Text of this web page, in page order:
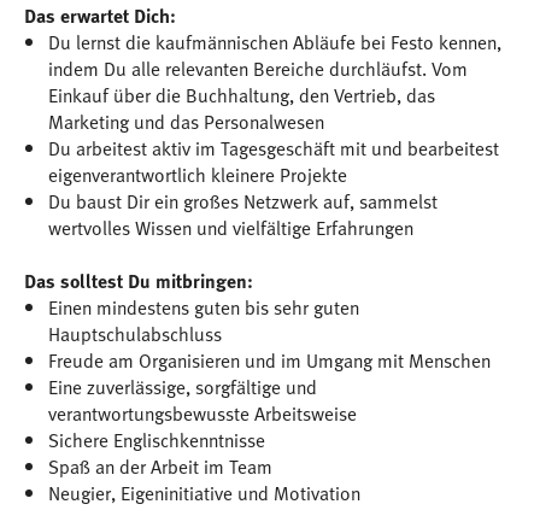
Das erwartet Dich:
Du lernst die kaufmännischen Abläufe bei Festo kennen,
indem Du alle relevanten Bereiche durchläufst. Vom
Einkauf über die Buchhaltung, den Vertrieb, das
Marketing und das Personalwesen
Du arbeitest aktiv im Tagesgeschäft mit und bearbeitest
eigenverantwortlich kleinere Projekte
Du baust Dir ein großes Netzwerk auf, sammelst
wertvolles Wissen und vielfältige Erfahrungen
Das solltest Du mitbringen:
Einen mindestens guten bis sehr guten
Hauptschulabschluss
Freude am Organisieren und im Umgang mit Menschen
Eine zuverlässige, sorgfältige und
verantwortungsbewusste Arbeitsweise
Sichere Englischkenntnisse
Spaß an der Arbeit im Team
Neugier, Eigeninitiative und Motivation